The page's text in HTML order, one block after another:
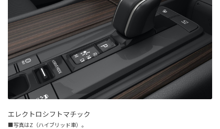
エレクトロシフトマチック
■写真はZ（ハイブリッド車）。